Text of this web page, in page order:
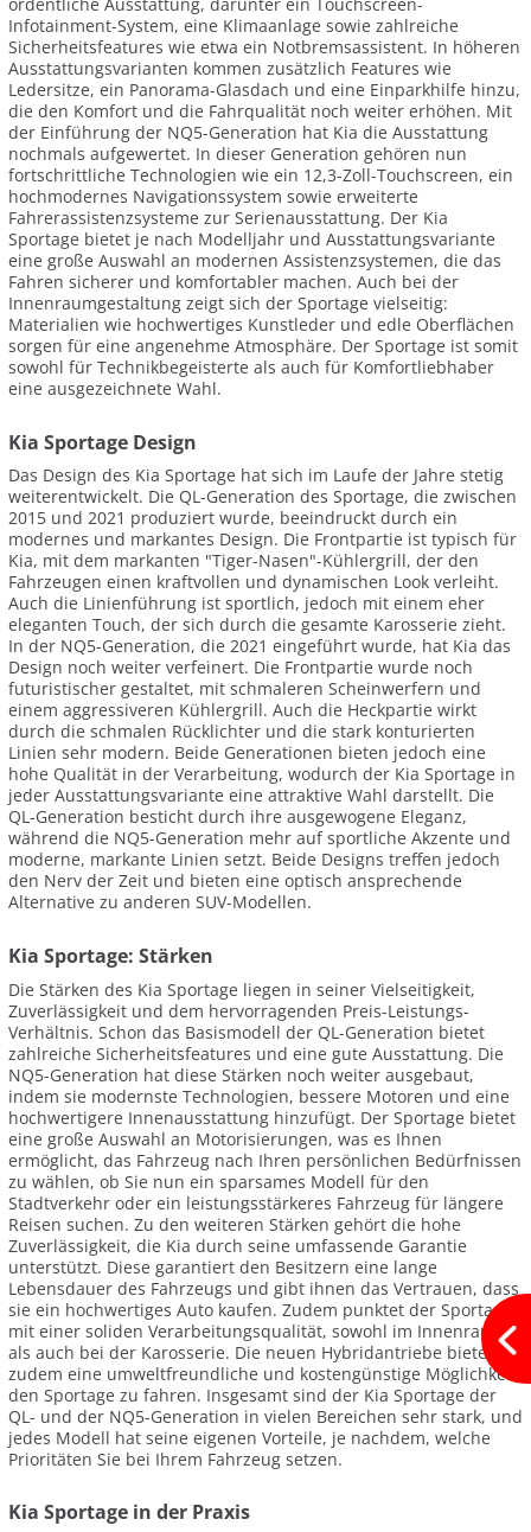
Infotainment-System, eine Klimaanlage sowie zahlreiche
Sicherheitsfeatures wie etwa ein Notbremsassistent. In höheren
Ausstattungsvarianten kommen zusätzlich Features wie
Ledersitze, ein Panorama-Glasdach und eine Einparkhilfe hinzu,
die den Komfort und die Fahrqualität noch weiter erhöhen. Mit
der Einführung der NQ5-Generation hat Kia die Ausstattung
nochmals aufgewertet. In dieser Generation gehören nun
fortschrittliche Technologien wie ein 12,3-Zoll-Touchscreen, ein
hochmodernes Navigationssystem sowie erweiterte
Fahrerassistenzsysteme zur Serienausstattung. Der Kia
Sportage bietet je nach Modelljahr und Ausstattungsvariante
eine große Auswahl an modernen Assistenzsystemen, die das
Fahren sicherer und komfortabler machen. Auch bei der
Innenraumgestaltung zeigt sich der Sportage vielseitig:
Materialien wie hochwertiges Kunstleder und edle Oberflächen
sorgen für eine angenehme Atmosphäre. Der Sportage ist somit
sowohl für Technikbegeisterte als auch für Komfortliebhaber
eine ausgezeichnete Wahl.
Kia Sportage Design
Das Design des Kia Sportage hat sich im Laufe der Jahre stetig
weiterentwickelt. Die QL-Generation des Sportage, die zwischen
2015 und 2021 produziert wurde, beeindruckt durch ein
modernes und markantes Design. Die Frontpartie ist typisch für
Kia, mit dem markanten "Tiger-Nasen"-Kühlergrill, der den
Fahrzeugen einen kraftvollen und dynamischen Look verleiht.
Auch die Linienführung ist sportlich, jedoch mit einem eher
eleganten Touch, der sich durch die gesamte Karosserie zieht.
In der NQ5-Generation, die 2021 eingeführt wurde, hat Kia das
Design noch weiter verfeinert. Die Frontpartie wurde noch
futuristischer gestaltet, mit schmaleren Scheinwerfern und
einem aggressiveren Kühlergrill. Auch die Heckpartie wirkt
durch die schmalen Rücklichter und die stark konturierten
Linien sehr modern. Beide Generationen bieten jedoch eine
hohe Qualität in der Verarbeitung, wodurch der Kia Sportage in
jeder Ausstattungsvariante eine attraktive Wahl darstellt. Die
QL-Generation besticht durch ihre ausgewogene Eleganz,
während die NQ5-Generation mehr auf sportliche Akzente und
moderne, markante Linien setzt. Beide Designs treffen jedoch
den Nerv der Zeit und bieten eine optisch ansprechende
Alternative zu anderen SUV-Modellen.
Kia Sportage: Stärken
Die Stärken des Kia Sportage liegen in seiner Vielseitigkeit,
Zuverlässigkeit und dem hervorragenden Preis-Leistungs-
Verhältnis. Schon das Basismodell der QL-Generation bietet
zahlreiche Sicherheitsfeatures und eine gute Ausstattung. Die
NQ5-Generation hat diese Stärken noch weiter ausgebaut,
indem sie modernste Technologien, bessere Motoren und eine
hochwertigere Innenausstattung hinzufügt. Der Sportage bietet
eine große Auswahl an Motorisierungen, was es Ihnen
ermöglicht, das Fahrzeug nach Ihren persönlichen Bedürfnissen
zu wählen, ob Sie nun ein sparsames Modell für den
Stadtverkehr oder ein leistungsstärkeres Fahrzeug für längere
Reisen suchen. Zu den weiteren Stärken gehört die hohe
Zuverlässigkeit, die Kia durch seine umfassende Garantie
unterstützt. Diese garantiert den Besitzern eine lange
Lebensdauer des Fahrzeugs und gibt ihnen das Vertrauen, dass
sie ein hochwertiges Auto kaufen. Zudem punktet der Sportage
mit einer soliden Verarbeitungsqualität, sowohl im Innenraum
als auch bei der Karosserie. Die neuen Hybridantriebe bieten
zudem eine umweltfreundliche und kostengünstige Möglichkeit,
den Sportage zu fahren. Insgesamt sind der Kia Sportage der
QL- und der NQ5-Generation in vielen Bereichen sehr stark, und
jedes Modell hat seine eigenen Vorteile, je nachdem, welche
Prioritäten Sie bei Ihrem Fahrzeug setzen.
Kia Sportage in der Praxis